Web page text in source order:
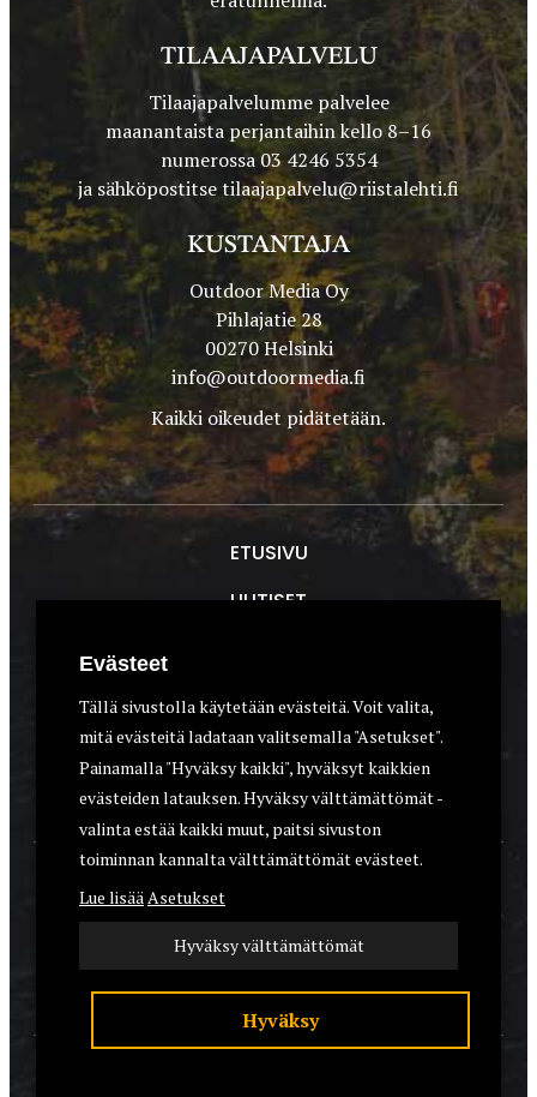
TILAAJAPALVELU
Tilaajapalvelumme palvelee
maanantaista perjantaihin kello 8–16
numerossa 03 4246 5354
ja sähköpostitsetilaajapalvelu@riistalehti.fi
KUSTANTAJA
Outdoor Media Oy
Pihlajatie 28
00270 Helsinki
info@outdoormedia.fi
Kaikki oikeudet pidätetään.
ETUSIVU
UUTISET
ASEET & OPTIIKKA
VARUSTEET
KOIRAT
YHTEYSTIEDOT
REKISTERISELOSTE
EVÄSTEET
Evästeet
Tällä sivustolla käytetään evästeitä. Voit valita,
mitä evästeitä ladataan valitsemalla "Asetukset".
Painamalla "Hyväksy kaikki", hyväksyt kaikkien
evästeiden latauksen. Hyväksy välttämättömät -
valinta estää kaikki muut, paitsi sivuston
toiminnan kannalta välttämättömät evästeet.
Lue lisääAsetukset
Hyväksy välttämättömät
Hyväksy